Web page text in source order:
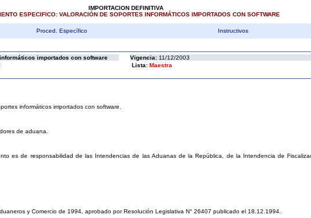
IMPORTACION DEFINITIVA
ESPECIFICO: VALORACIÓN DE SOPORTES INFORMÁTICOS IMPORTADOS CON SOFTWARE
Proced. Específico
Instructivos
importados con software
Vigencia:11/12/2003
Lista: Maestra
informáticos importados con software.
de aduana.
es de responsabilidad de las Intendencias de las Aduanas de la República, de la Intendencia de
y Comercio de 1994, aprobado por Resolución Legislativa N° 26407 publicado el 18.12.1994.